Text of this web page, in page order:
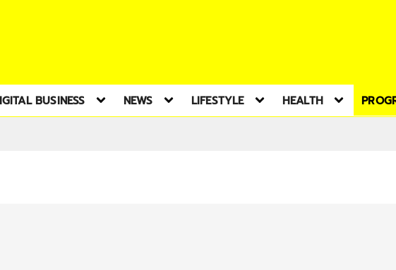
BUSINESS NEWS LIFESTYLE HEALTH